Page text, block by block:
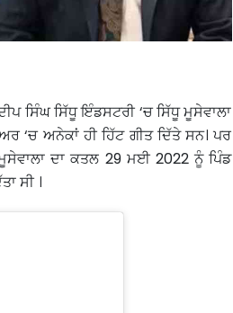
ਸਿੰਘ ਸਿੱਧੂ ਇੰਡਸਟਰੀ ‘ਚ ਸਿੱਧੂ ਮੂਸੇਵਾਲਾ
‘ਚ ਅਨੇਕਾਂ ਹੀ ਹਿੱਟ ਗੀਤ ਦਿੱਤੇ ਸਨ। ਪਰ
ਦਾ ਕਤਲ 29 ਮਈ 2022 ਨੂੰ ਪਿੰਡ
ਸੀ ।